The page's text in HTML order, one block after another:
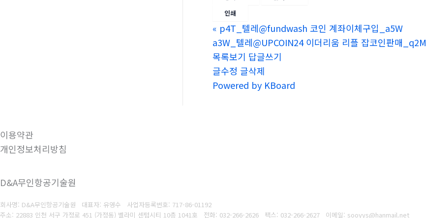
인쇄
« p4T_텔레@fundwash 코인 계좌이체구입_a5W
a3W_텔레@UPCOIN24 이더리움 리플 잡코인판매_q2M
목록보기 답글쓰기
글수정 글삭제
Powered by KBoard
이용약관
개인정보처리방침
D&A무인항공기술원
회사명: D&A무인항공기술원 대표자: 유영수 사업자등록번호: 717-86-01192
주소: 22883 인천 서구 가정로 451 (가정동) 벨라미 센텀시티 10층 1041호 전화: 032-266-2626 팩스: 032-266-2627 이메일: sooyys@hanmail.net